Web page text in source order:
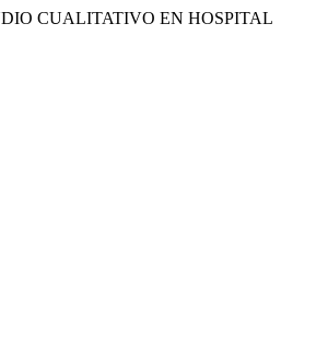
CUALITATIVO EN HOSPITAL